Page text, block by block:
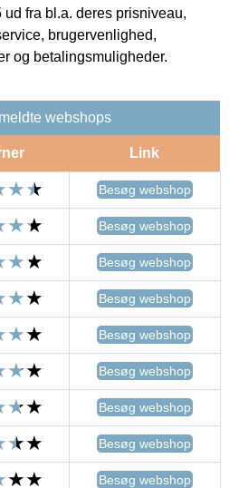
fra bl.a. deres prisniveau,
brugervenlighed,
og betalingsmuligheder.
webshops
Link
Besøg webshop
Besøg webshop
Besøg webshop
Besøg webshop
Besøg webshop
Besøg webshop
Besøg webshop
Besøg webshop
Besøg webshop